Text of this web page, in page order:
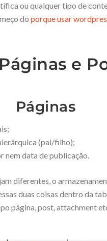
ou qualquer tipo de
do porque usar
Páginas e
Páginas
(pai/filho);
nem data de publicação.
diferentes, o
duas coisas dentro da
página, post, attachment